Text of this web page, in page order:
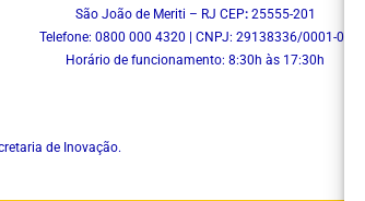
São João de Meriti – RJ CEP:25555-201
Telefone: 0800 000 4320 | CNPJ: 29138336/0001-05
Horário de funcionamento: 8:30h às 17:30h
de Inovação.